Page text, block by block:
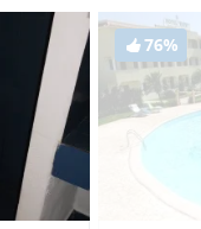
76%